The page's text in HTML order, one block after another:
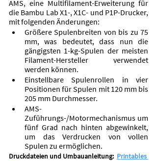
AMS, eine Multifilament-Erweiterung für
die Bambu Lab X1-, X1C- und P1P-Drucker,
mit folgenden Änderungen:
Größere Spulenbreiten von bis zu 75
mm, was bedeutet, dass nun die
gängigsten 1-kg-Spulen der meisten
Filament-Hersteller verwendet
werden können.
Einstellbare Spulenrollen in vier
Positionen für Spulen mit 120 mm bis
205 mm Durchmesser.
AMS-
Zuführungs-/Motormechanismus um
fünf Grad nach hinten abgewinkelt,
um das Verdrucken von vollen
Spulen zu ermöglichen.
Druckdateien und Umbauanleitung: Printables